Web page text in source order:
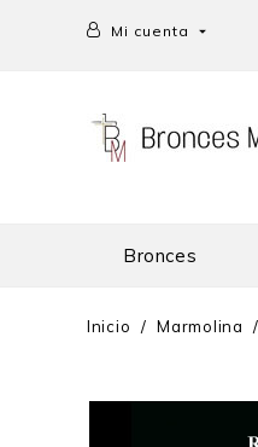
Mi cuenta 
Bronces
Inicio Marmolina